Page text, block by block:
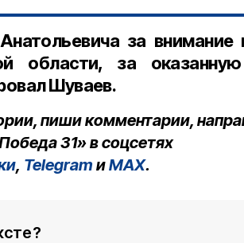
за внимание
области, за
Шуваев.
пиши комментарии,
31» в соцсетях
, Telegram иMAX.